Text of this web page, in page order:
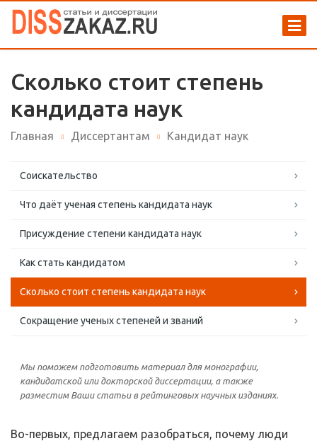
Сколько стоит степень
кандидата наук
Главная Диссертантам Кандидат наук
Соискательство
Что даёт ученая степень кандидата наук
Присуждение степени кандидата наук
Как стать кандидатом
Сколько стоит степень кандидата наук
Сокращение ученых степеней и званий
Мы поможем подготовить материал для монографии,
кандидатской или докторской диссертации, а также
разместим Ваши статьи в рейтинговых научных изданиях.
Во-первых, предлагаем разобраться, почему люди